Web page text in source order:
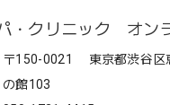
・クリニック オン
〒150-0021 東京都渋谷区
の館103